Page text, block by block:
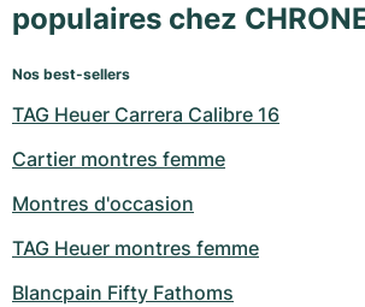
populaires chez
Nos best-sellers
TAG Heuer Carrera Calibre 16
Cartier montres femme
Montres d'occasion
TAG Heuer montres femme
Blancpain Fifty Fathoms